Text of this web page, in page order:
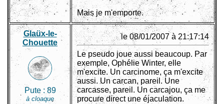
Mais je m'emporte.
Glaüx-le-
Chouette
Pute : 89
à cloaque
le 08/01/2007 à 21:17:14
Le pseudo joue aussi beaucoup. Par
exemple, Ophélie Winter, elle
m'excite. Un carcinome, ça m'excite
aussi. Un carcan, pareil. Une
carcasse, pareil. Un carcajou, ça me
procure direct une éjaculation.